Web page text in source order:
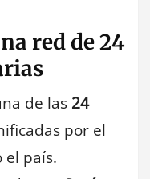
red de 24
de las 24
por el
el país.